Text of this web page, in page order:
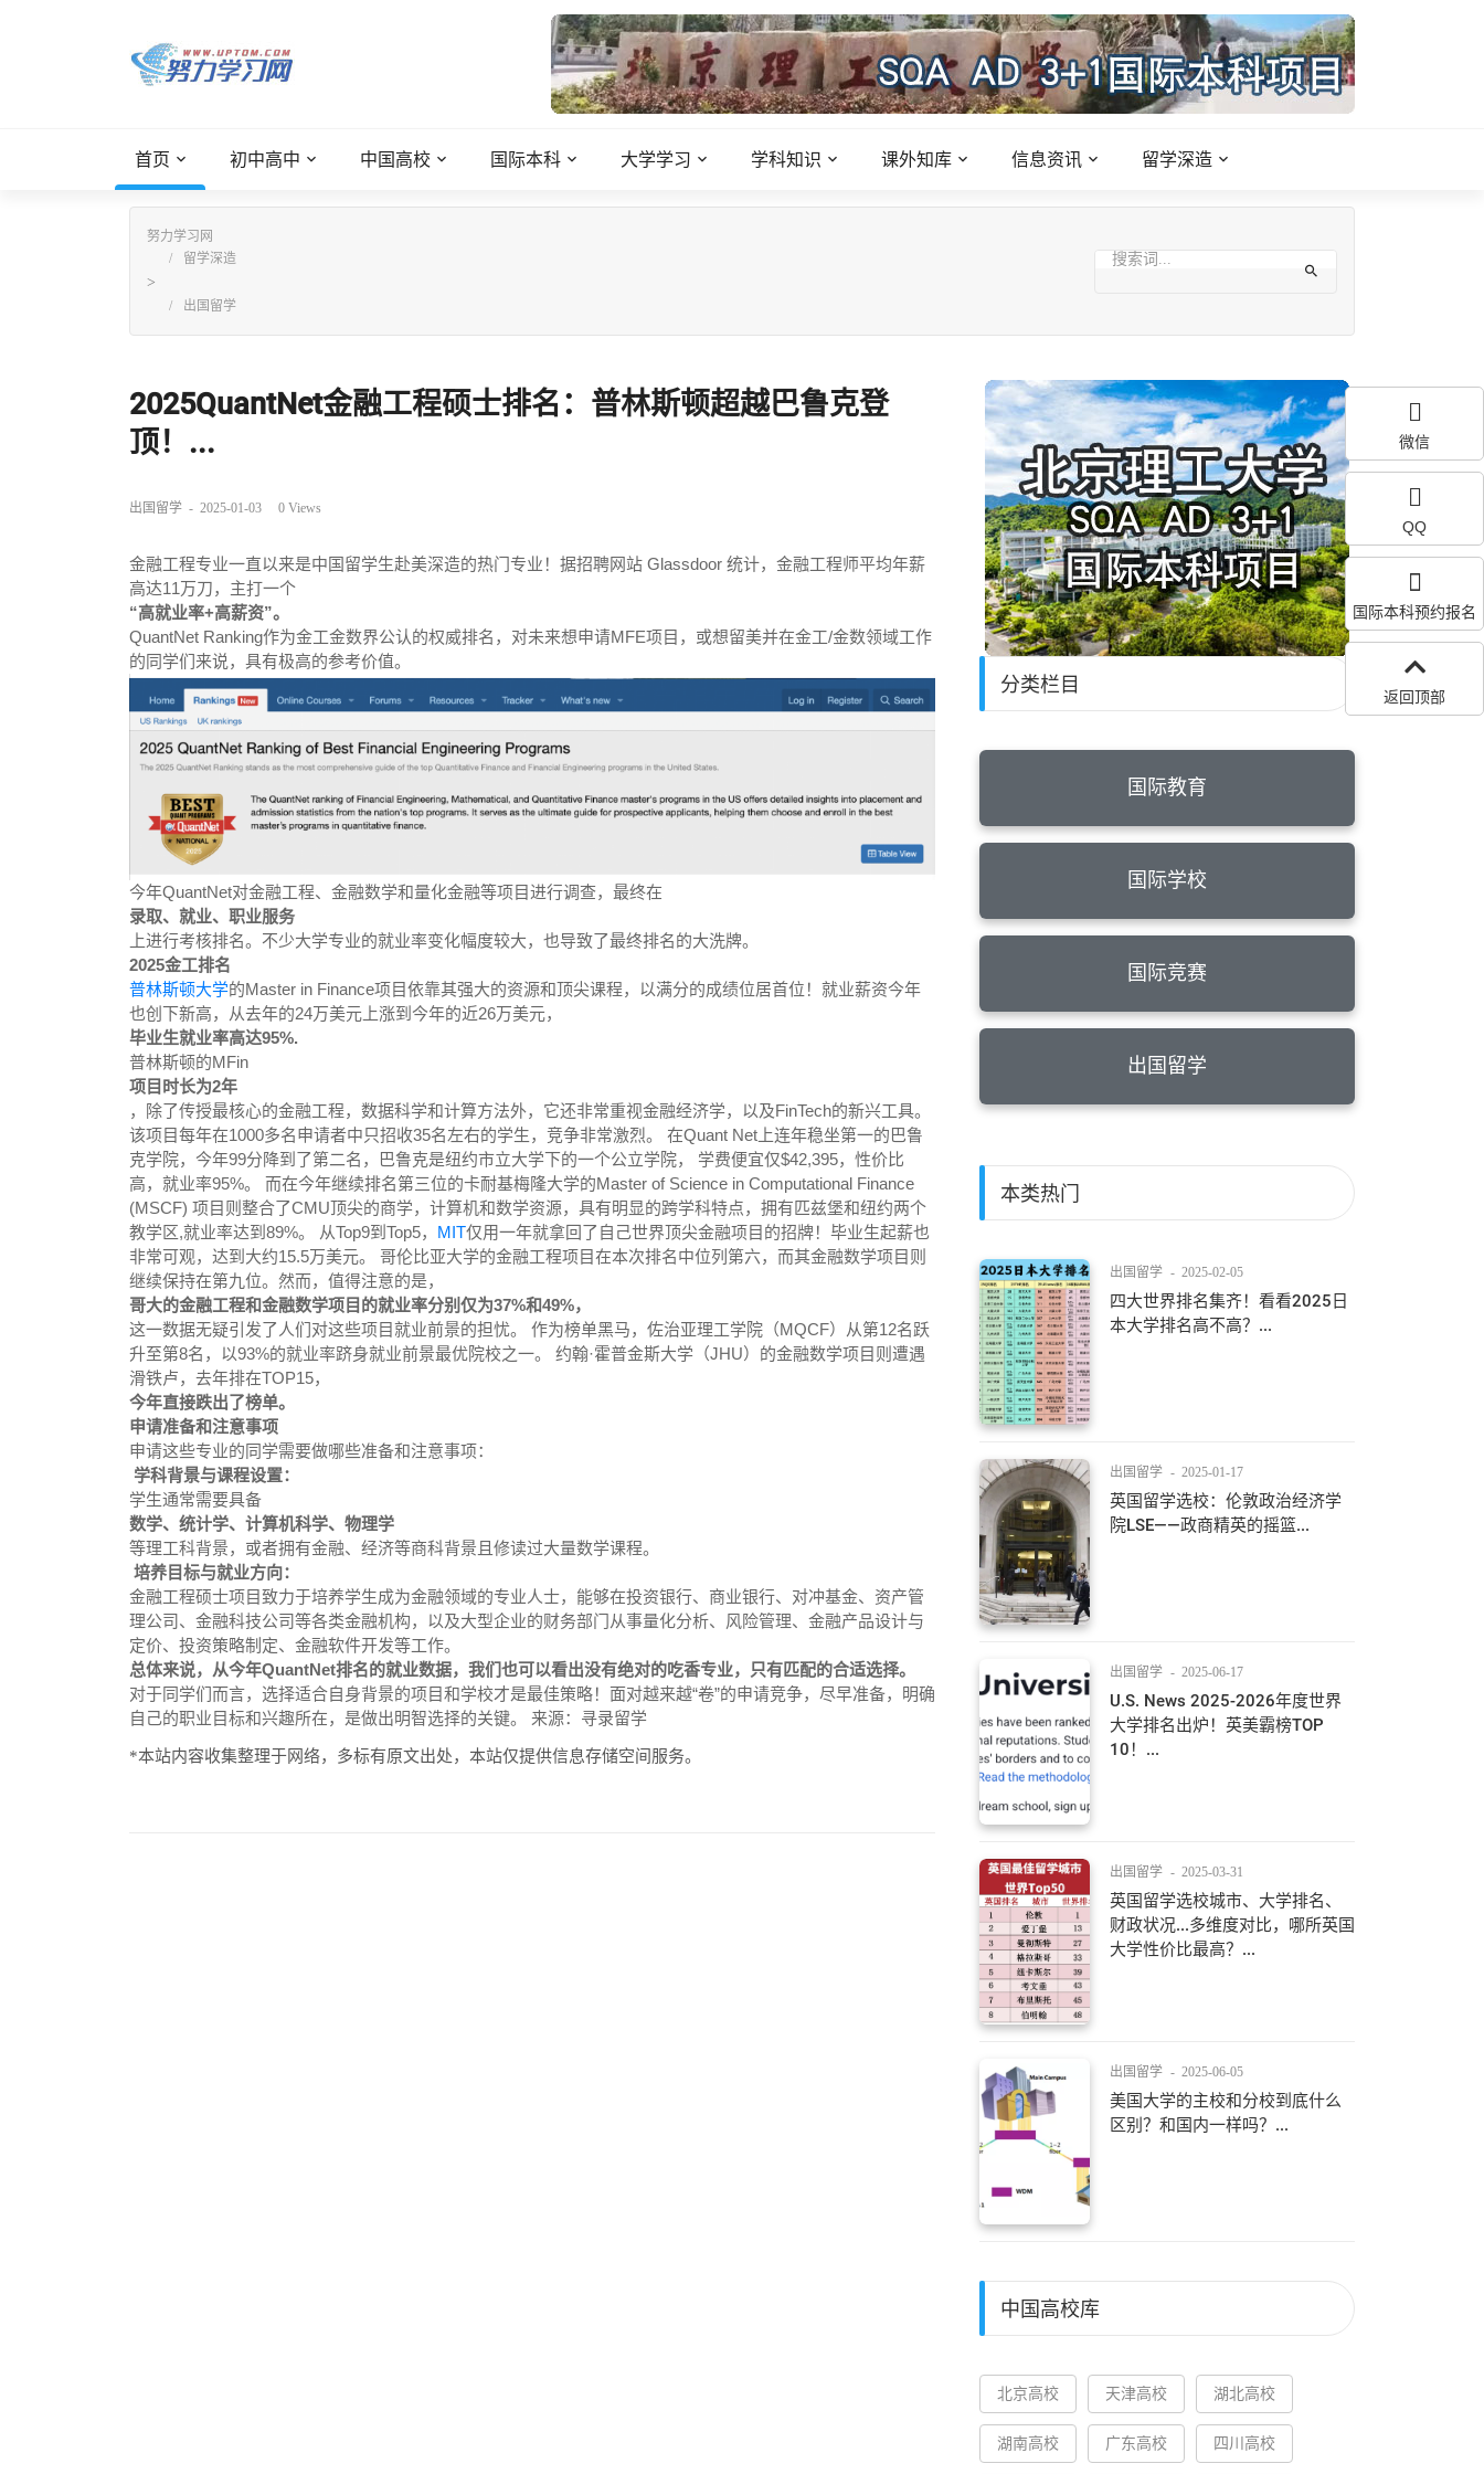
首页 初中高中 中国高校 国际本科 大学学习 学科知识 课外知库 信息资讯 留学深造
努力学习网
留学深造
>
出国留学
2025QuantNet金融工程硕士排名：普林斯顿超越巴鲁克登
顶！...
出国留学 - 2025-01-03 0 Views
金融工程专业一直以来是中国留学生赴美深造的热门专业！据招聘网站 Glassdoor 统计，金融工程师平均年薪
高达11万刀，主打一个
“高就业率+高薪资”。
QuantNet Ranking作为金工金数界公认的权威排名，对未来想申请MFE项目，或想留美并在金工/金数领域工作
的同学们来说，具有极高的参考价值。
今年QuantNet对金融工程、金融数学和量化金融等项目进行调查，最终在
录取、就业、职业服务
上进行考核排名。不少大学专业的就业率变化幅度较大，也导致了最终排名的大洗牌。
2025金工排名
普林斯顿大学的Master in Finance项目依靠其强大的资源和顶尖课程，以满分的成绩位居首位！就业薪资今年
也创下新高，从去年的24万美元上涨到今年的近26万美元，
毕业生就业率高达95%.
普林斯顿的MFin
项目时长为2年
，除了传授最核心的金融工程，数据科学和计算方法外，它还非常重视金融经济学，以及FinTech的新兴工具。
该项目每年在1000多名申请者中只招收35名左右的学生，竞争非常激烈。 在Quant Net上连年稳坐第一的巴鲁
克学院，今年99分降到了第二名，巴鲁克是纽约市立大学下的一个公立学院， 学费便宜仅$42,395，性价比
高，就业率95%。 而在今年继续排名第三位的卡耐基梅隆大学的Master of Science in Computational Finance
(MSCF) 项目则整合了CMU顶尖的商学，计算机和数学资源，具有明显的跨学科特点，拥有匹兹堡和纽约两个
教学区,就业率达到89%。 从Top9到Top5，
MIT仅用一年就拿回了自己世界顶尖金融项目的招牌！毕业生起薪也
非常可观，达到大约15.5万美元。 哥伦比亚大学的金融工程项目在本次排名中位列第六，而其金融数学项目则
继续保持在第九位。然而，值得注意的是，
哥大的金融工程和金融数学项目的就业率分别仅为37%和49%，
这一数据无疑引发了人们对这些项目就业前景的担忧。 作为榜单黑马，佐治亚理工学院（MQCF）从第12名跃
升至第8名，以93%的就业率跻身就业前景最优院校之一。 约翰·霍普金斯大学（JHU）的金融数学项目则遭遇
滑铁卢，去年排在TOP15，
今年直接跌出了榜单。
申请准备和注意事项
申请这些专业的同学需要做哪些准备和注意事项：
学科背景与课程设置：
学生通常需要具备
数学、统计学、计算机科学、物理学
等理工科背景，或者拥有金融、经济等商科背景且修读过大量数学课程。
培养目标与就业方向：
金融工程硕士项目致力于培养学生成为金融领域的专业人士，能够在投资银行、商业银行、对冲基金、资产管
理公司、金融科技公司等各类金融机构，以及大型企业的财务部门从事量化分析、风险管理、金融产品设计与
定价、投资策略制定、金融软件开发等工作。
总体来说，从今年QuantNet排名的就业数据，我们也可以看出没有绝对的吃香专业，只有匹配的合适选择。
对于同学们而言，选择适合自身背景的项目和学校才是最佳策略！面对越来越“卷”的申请竞争，尽早准备，明确
自己的职业目标和兴趣所在，是做出明智选择的关键。 来源：寻录留学
*本站内容收集整理于网络，多标有原文出处，本站仅提供信息存储空间服务。
分类栏目
国际教育
国际学校
国际竞赛
出国留学
本类热门
出国留学 - 2025-02-05
四大世界排名集齐！看看2025日
本大学排名高不高？...
出国留学 - 2025-01-17
英国留学选校：伦敦政治经济学
院LSE——政商精英的摇篮...
出国留学 - 2025-06-17
U.S. News 2025-2026年度世界
大学排名出炉！英美霸榜TOP
10！...
出国留学 - 2025-03-31
英国留学选校城市、大学排名、
财政状况...多维度对比，哪所英国
大学性价比最高？...
出国留学 - 2025-06-05
美国大学的主校和分校到底什么
区别？和国内一样吗？...
中国高校库
北京高校 天津高校 湖北高校
湖南高校 广东高校 四川高校
微信
QQ
国际本科预约报名
返回顶部